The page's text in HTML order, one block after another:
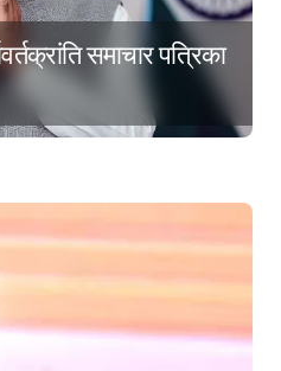
समाचार पत्रिका